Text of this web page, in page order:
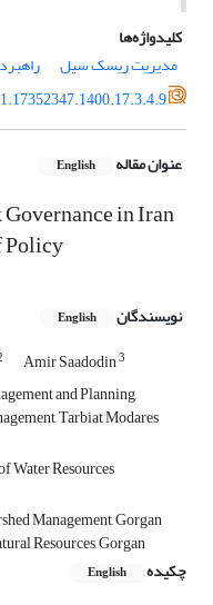
کلیدواژه‌ها
مدیریت ریسک سیل
عنوان مقاله English
in Iran
Policy
نویسندگان English
Amir Saadodin3
and Planning,
Tarbiat Modares
Water Resources
Management, Gorgan
Resources, Gorgan
چکیده
English